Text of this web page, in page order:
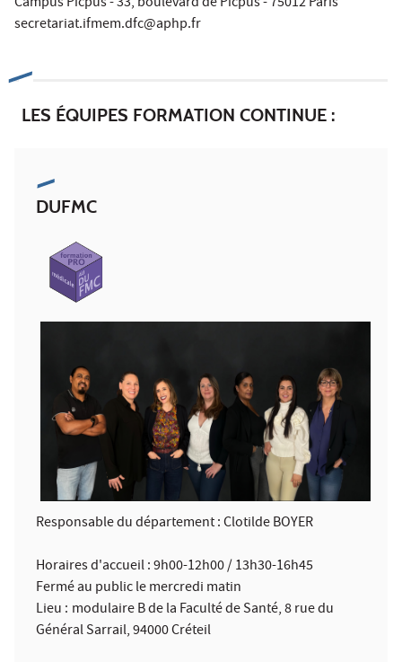
secretariat.ifmem.dfc@aphp.fr
LES ÉQUIPES FORMATION CONTINUE :
DUFMC
Responsable du département : Clotilde BOYER
Horaires d'accueil : 9h00-12h00 / 13h30-16h45
Fermé au public le mercredi matin
Lieu : modulaire B de la Faculté de Santé, 8 rue du
Général Sarrail, 94000 Créteil